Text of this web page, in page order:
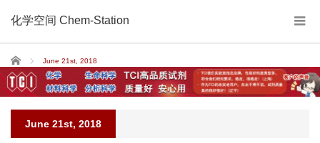
化学空间 Chem-Station
Home June 21st, 2018
June 21st, 2018